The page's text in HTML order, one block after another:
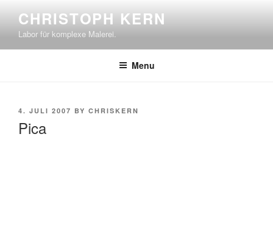
content
CHRISTOPH KERN
Labor für komplexe Malerei.
Menu
POSTED
4. JULI 2007 BY CHRISKERN
Pica